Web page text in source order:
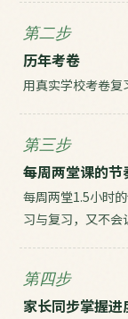
第二步
历年考卷
用真实学校考卷复
第三步
每周两堂课的节
每周两堂1.5小时
习与复习，又不会
第四步
家长同步掌握进